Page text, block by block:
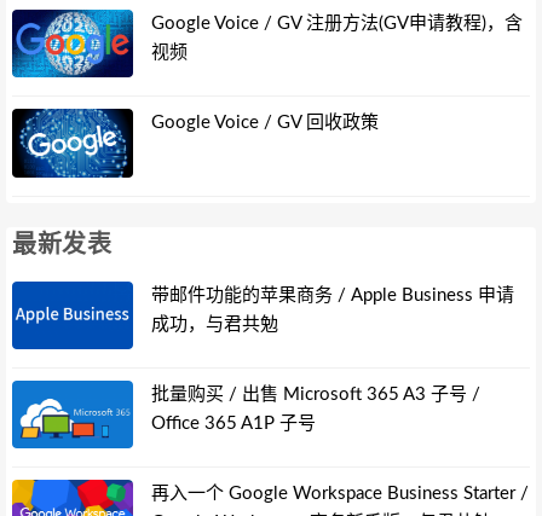
Google Voice / GV 注册方法(GV申请教程)，含
视频
Google Voice / GV 回收政策
最新发表
带邮件功能的苹果商务 / Apple Business 申请
成功，与君共勉
批量购买 / 出售 Microsoft 365 A3 子号 /
Office 365 A1P 子号
再入一个 Google Workspace Business Starter /